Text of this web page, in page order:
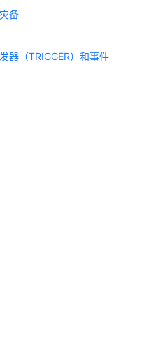
备
器（TRIGGER）和事件